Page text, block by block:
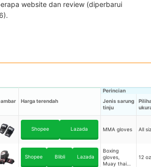
website dan review (diperbarui
Harga terendah
Perincian
Jenis sarung
tinju
Shopee Lazada MMA gloves All
Shopee Blibli Lazada
Boxing
gloves,
Muay thai
12 oz